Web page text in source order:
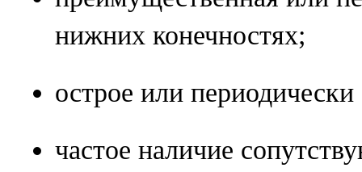
нижних конечностях;
острое или
частое наличие